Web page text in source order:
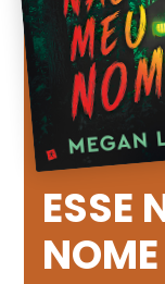
ESSE
NOME